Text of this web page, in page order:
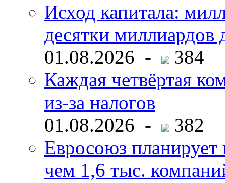
Исход капитала:
десятки миллиардов
01.08.2026 -
384
Каждая четвёртая
из-за налогов
01.08.2026 -
382
Евросоюз планирует
чем 1,6 тыс.